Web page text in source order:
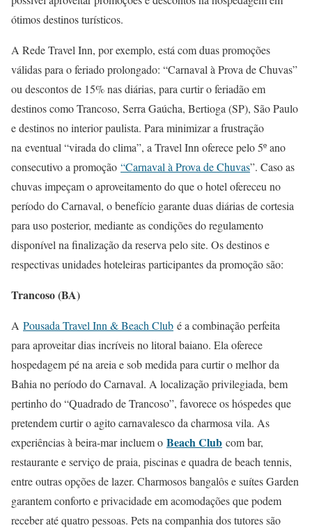
ótimos destinos turísticos.
A Rede Travel Inn, por exemplo, está com duas promoções
válidas para o feriado prolongado: “Carnaval à Prova de Chuvas”
ou descontos de 15% nas diárias, para curtir o feriadão em
destinos como Trancoso, Serra Gaúcha, Bertioga (SP), São Paulo
e destinos no interior paulista. Para minimizar a frustração
na eventual “virada do clima”, a Travel Inn oferece pelo 5º ano
consecutivo a promoção “Carnaval à Prova de Chuvas”. Caso as
chuvas impeçam o aproveitamento do que o hotel ofereceu no
período do Carnaval, o benefício garante duas diárias de cortesia
para uso posterior, mediante as condições do regulamento
disponível na finalização da reserva pelo site. Os destinos e
respectivas unidades hoteleiras participantes da promoção são:
Trancoso (BA)
A Pousada Travel Inn & Beach Club é a combinação perfeita
para aproveitar dias incríveis no litoral baiano. Ela oferece
hospedagem pé na areia e sob medida para curtir o melhor da
Bahia no período do Carnaval. A localização privilegiada, bem
pertinho do “Quadrado de Trancoso”, favorece os hóspedes que
pretendem curtir o agito carnavalesco da charmosa vila. As
experiências à beira-mar incluem o Beach Club com bar,
restaurante e serviço de praia, piscinas e quadra de beach tennis,
entre outras opções de lazer. Charmosos bangalôs e suítes Garden
garantem conforto e privacidade em acomodações que podem
receber até quatro pessoas. Pets na companhia dos tutores são